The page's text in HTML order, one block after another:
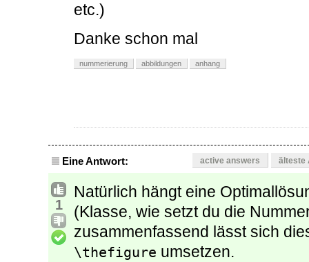
etc.)
Danke schon mal
nummerierung abbildungen anhang
Eine Antwort: active answers älteste
1
Natürlich hängt eine
(Klasse, wie setzt du die
zusammenfassend lässt sich
\thefigure umsetzen.